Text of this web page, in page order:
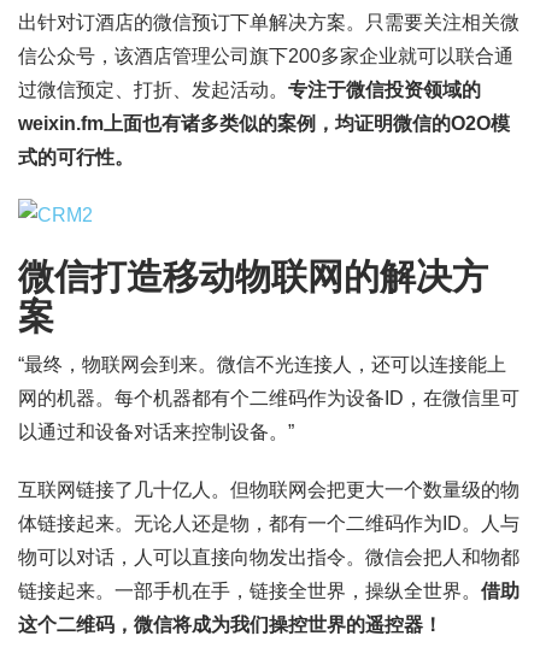
出针对订酒店的微信预订下单解决方案。只需要关注相关微
信公众号，该酒店管理公司旗下200多家企业就可以联合通
过微信预定、打折、发起活动。 专注于微信投资领域的
weixin.fm上面也有诸多类似的案例，均证明微信的O2O模
式的可行性。
微信打造移动物联网的解决方
案
“最终，物联网会到来。微信不光连接人，还可以连接能上
网的机器。每个机器都有个二维码作为设备ID，在微信里可
以通过和设备对话来控制设备。”
互联网链接了几十亿人。但物联网会把更大一个数量级的物
体链接起来。无论人还是物，都有一个二维码作为ID。人与
物可以对话，人可以直接向物发出指令。微信会把人和物都
链接起来。一部手机在手，链接全世界，操纵全世界。 借助
这个二维码，微信将成为我们操控世界的遥控器！